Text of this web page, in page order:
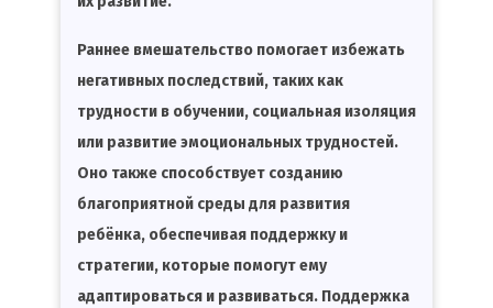
Раннее вмешательство помогает избежать
негативных последствий, таких как
трудности в обучении, социальная изоляция
или развитие эмоциональных трудностей.
Оно также способствует созданию
благоприятной среды для развития
ребёнка, обеспечивая поддержку и
стратегии, которые помогут ему
адаптироваться и развиваться. Поддержка